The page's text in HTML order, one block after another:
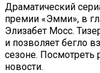
Драматический
премии «Эмми», в
Элизабет Мосс.
и позволяет бегло
сезоне.
новости.